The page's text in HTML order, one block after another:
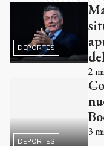
DEPORTES
2
DEPORTES
3